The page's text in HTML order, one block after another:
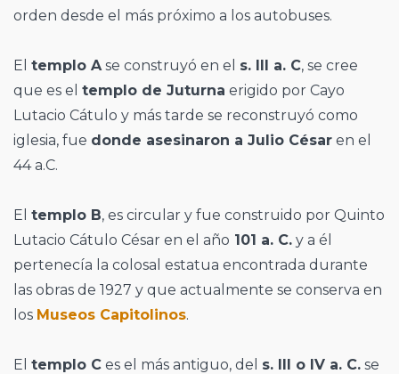
orden desde el más próximo a los autobuses.
El templo A se construyó en el s. III a. C, se cree
que es el templo de Juturna erigido por Cayo
Lutacio Cátulo y más tarde se reconstruyó como
iglesia, fue donde asesinaron a Julio César en el
44 a.C.
El templo B, es circular y fue construido por Quinto
Lutacio Cátulo César en el año 101 a. C. y a él
pertenecía la colosal estatua encontrada durante
las obras de 1927 y que actualmente se conserva en
los Museos Capitolinos.
El templo C es el más antiguo, del s. III o IV a. C. se